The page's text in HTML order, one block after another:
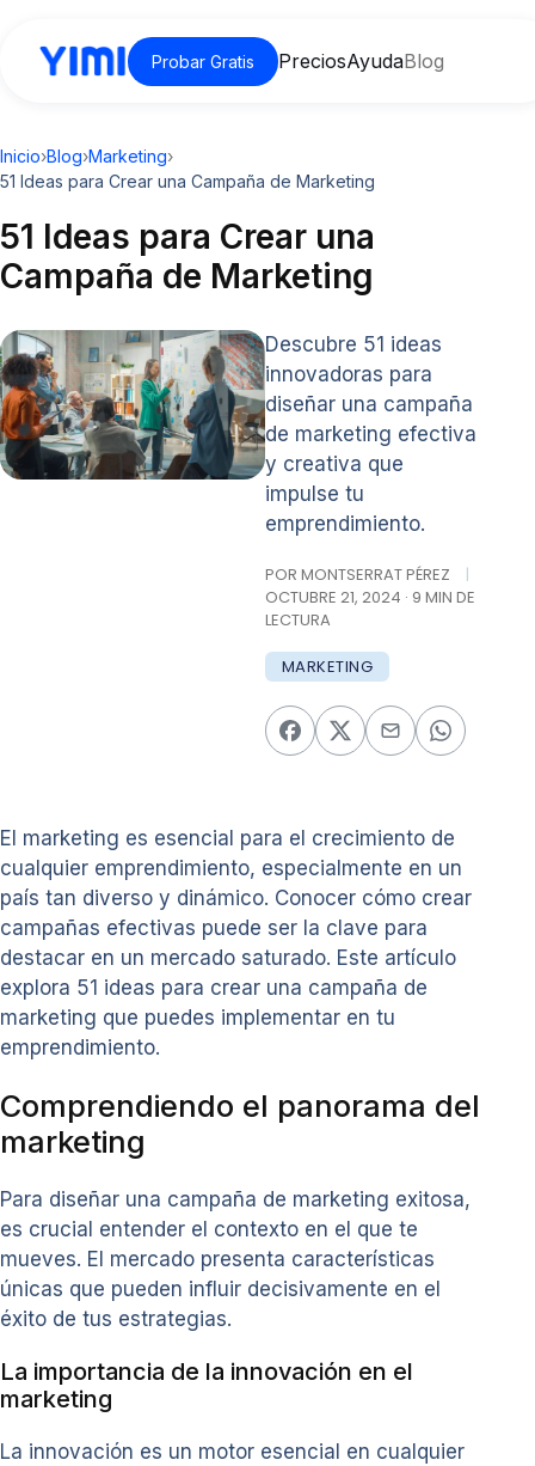
Probar Gratis PreciosAyudaBlog
Inicio›Blog›Marketing›
51 Ideas para Crear una Campaña de Marketing
51 Ideas para Crear una
Campaña de Marketing
Descubre 51 ideas
innovadoras para
diseñar una campaña
de marketing efectiva
y creativa que
impulse tu
emprendimiento.
POR MONTSERRAT PÉREZ
|
OCTUBRE 21, 2024 · 9 MIN DE
LECTURA
MARKETING
El marketing es esencial para el crecimiento de
cualquier emprendimiento, especialmente en un
país tan diverso y dinámico. Conocer cómo crear
campañas efectivas puede ser la clave para
destacar en un mercado saturado. Este artículo
explora 51 ideas para crear una campaña de
marketing que puedes implementar en tu
emprendimiento.
Comprendiendo el panorama del
marketing
Para diseñar una campaña de marketing exitosa,
es crucial entender el contexto en el que te
mueves. El mercado presenta características
únicas que pueden influir decisivamente en el
éxito de tus estrategias.
La importancia de la innovación en el
marketing
La innovación es un motor esencial en cualquier